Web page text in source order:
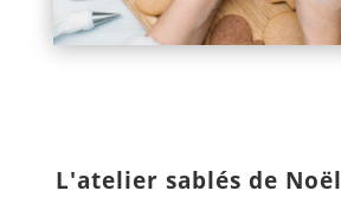
L'atelier sablés de Noël